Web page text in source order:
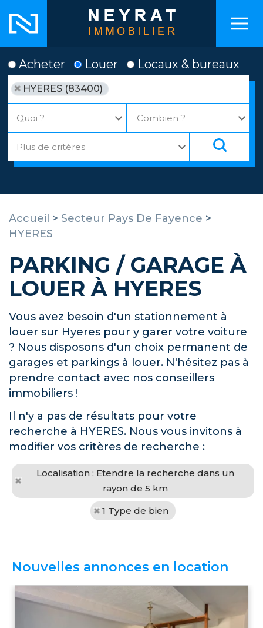
Acheter Louer Locaux & bureaux
HYERES (83400)
Accueil > Secteur Pays De Fayence >
HYERES
PARKING / GARAGE À
LOUER À HYERES
Vous avez besoin d'un stationnement à
louer sur Hyeres pour y garer votre voiture
? Nous disposons d'un choix permanent de
garages et parkings à louer. N'hésitez pas à
prendre contact avec nos conseillers
immobiliers !
Il n'y a pas de résultats pour votre
recherche à HYERES. Nous vous invitons à
modifier vos critères de recherche :
Localisation : Etendre la recherche dans un
rayon de 5 km
1 Type de bien
Nouvelles annonces en location